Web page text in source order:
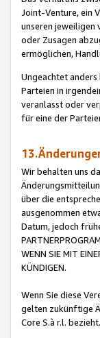
Joint-Venture, ein
unseren jeweiligen
oder Zusagen
ermöglichen,
Ungeachtet
Parteien in
veranlasst oder
für eine der
Wir behalten uns
über die
ausgenommen
Datum, jedoch
WENN SIE MIT
KÜNDIGEN.
Wenn Sie diese
gelten zukünftige
Core S.à r.l. bezieht.